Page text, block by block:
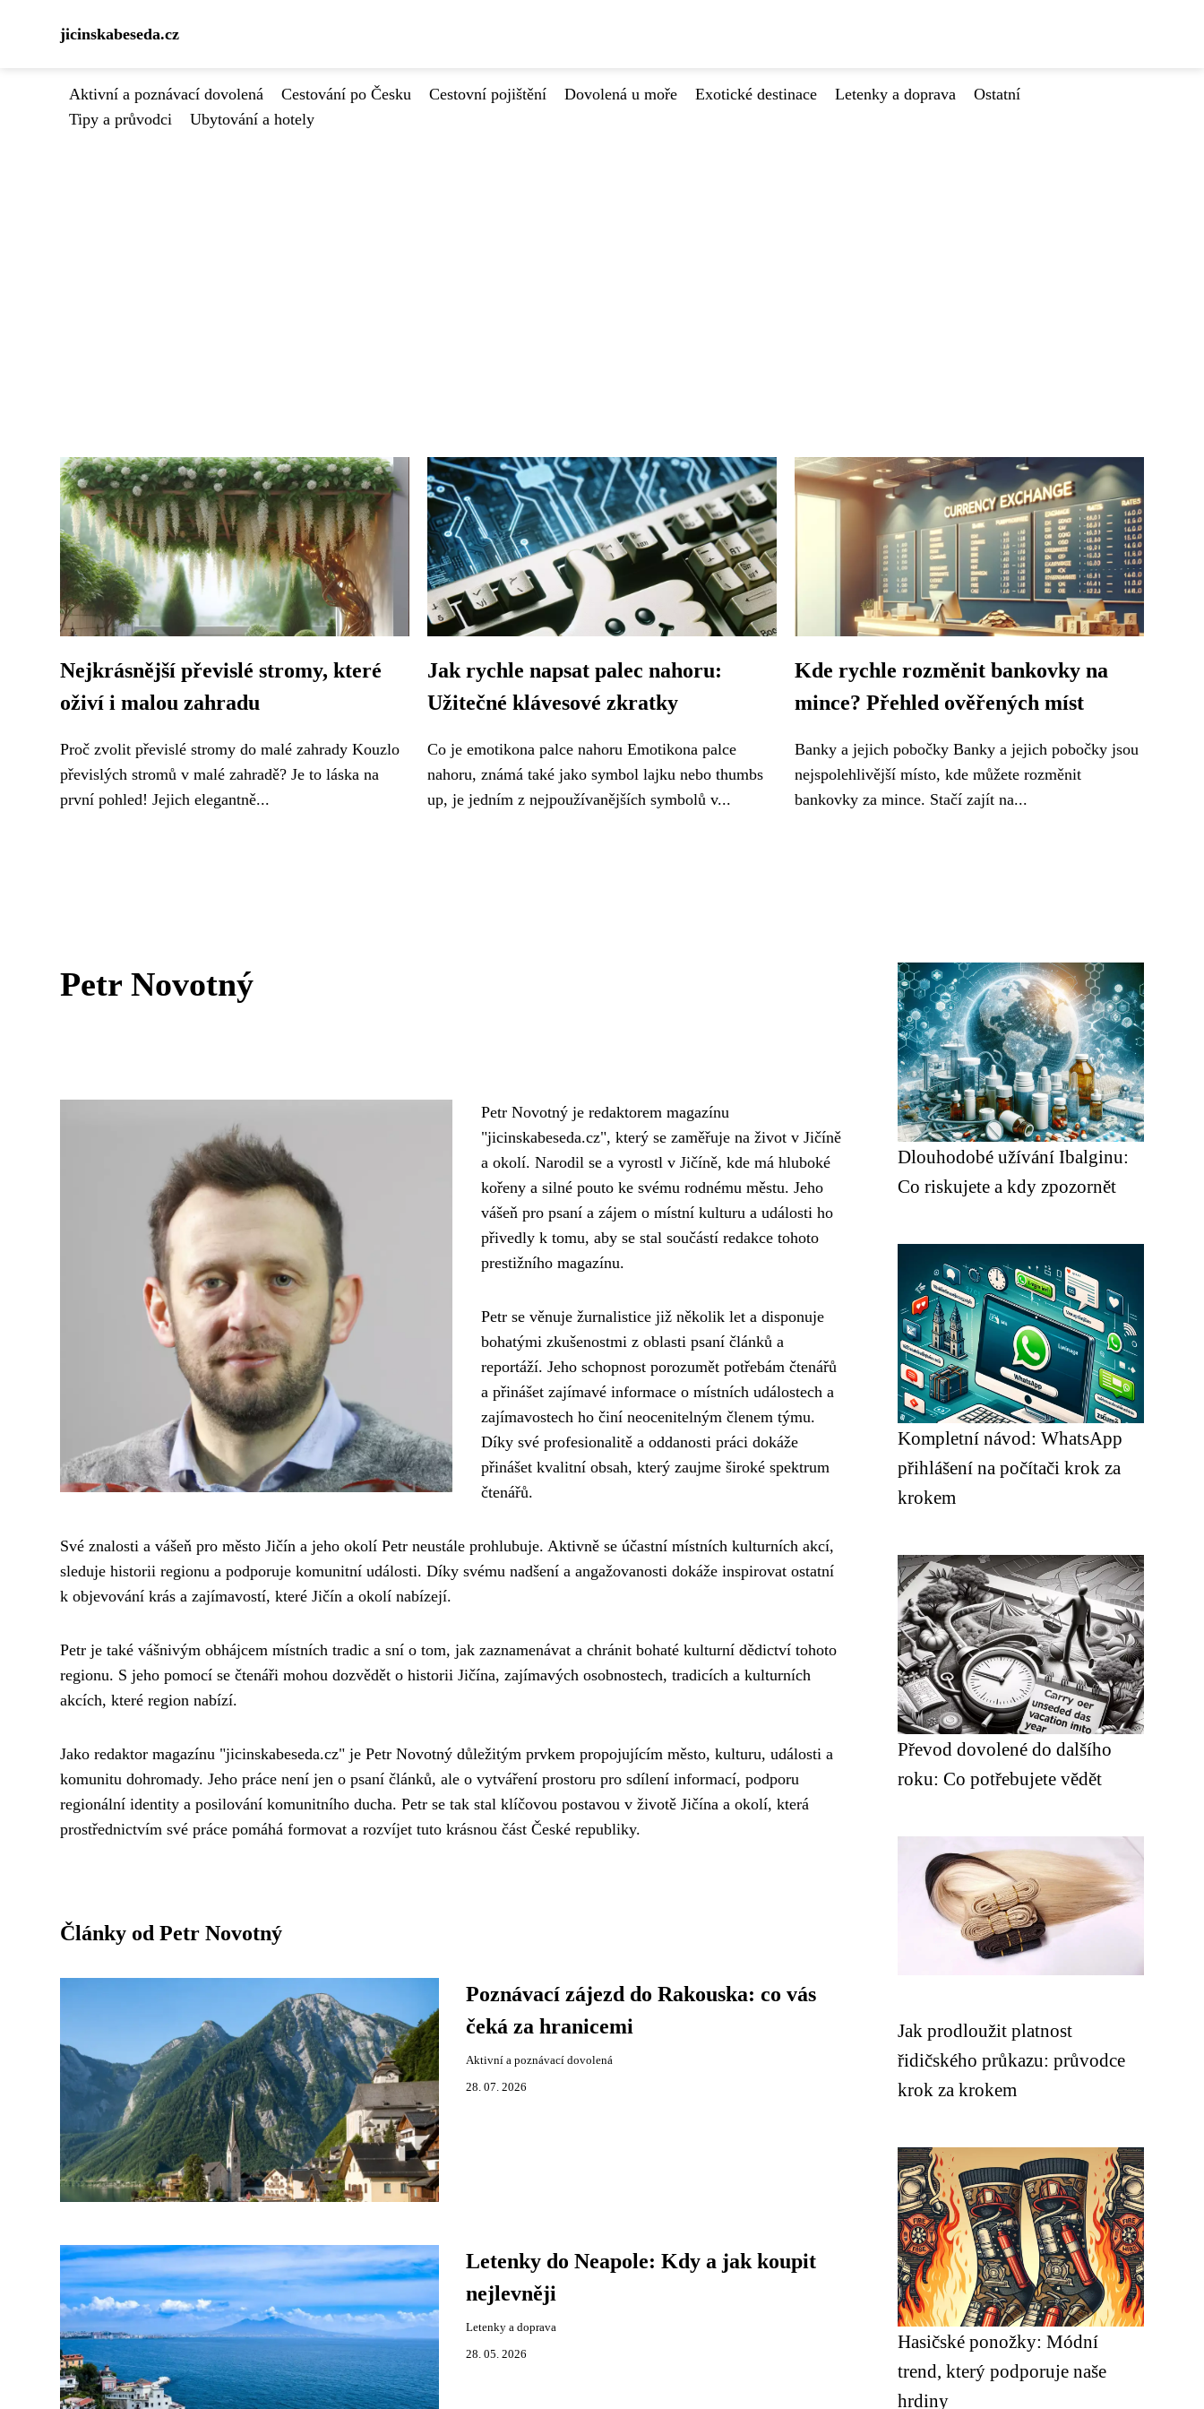
jicinskabeseda.cz
Aktivní a poznávací dovolená Cestování po Česku Cestovní pojištění Dovolená u moře Exotické destinace Letenky a doprava
Ostatní
Tipy a průvodci
Ubytování a hotely
Nejkrásnější převislé stromy, které
oživí i malou zahradu
Proč zvolit převislé stromy do malé zahrady Kouzlo
převislých stromů v malé zahradě? Je to láska na
první pohled! Jejich elegantně...
Jak rychle napsat palec nahoru:
Užitečné klávesové zkratky
Co je emotikona palce nahoru Emotikona palce
nahoru, známá také jako symbol lajku nebo thumbs
up, je jedním z nejpoužívanějších symbolů v...
Kde rychle rozměnit bankovky na
mince? Přehled ověřených míst
Banky a jejich pobočky Banky a jejich pobočky jsou
nejspolehlivější místo, kde můžete rozměnit
bankovky za mince. Stačí zajít na...
Petr Novotný
Petr Novotný je redaktorem magazínu
"jicinskabeseda.cz", který se zaměřuje na život v Jičíně
a okolí. Narodil se a vyrostl v Jičíně, kde má hluboké
kořeny a silné pouto ke svému rodnému městu. Jeho
vášeň pro psaní a zájem o místní kulturu a události ho
přivedly k tomu, aby se stal součástí redakce tohoto
prestižního magazínu.
Petr se věnuje žurnalistice již několik let a disponuje
bohatými zkušenostmi z oblasti psaní článků a
reportáží. Jeho schopnost porozumět potřebám čtenářů
a přinášet zajímavé informace o místních událostech a
zajímavostech ho činí neocenitelným členem týmu.
Díky své profesionalitě a oddanosti práci dokáže
přinášet kvalitní obsah, který zaujme široké spektrum
čtenářů.
Své znalosti a vášeň pro město Jičín a jeho okolí Petr neustále prohlubuje. Aktivně se účastní místních kulturních akcí,
sleduje historii regionu a podporuje komunitní události. Díky svému nadšení a angažovanosti dokáže inspirovat ostatní
k objevování krás a zajímavostí, které Jičín a okolí nabízejí.
Petr je také vášnivým obhájcem místních tradic a sní o tom, jak zaznamenávat a chránit bohaté kulturní dědictví tohoto
regionu. S jeho pomocí se čtenáři mohou dozvědět o historii Jičína, zajímavých osobnostech, tradicích a kulturních
akcích, které region nabízí.
Jako redaktor magazínu "jicinskabeseda.cz" je Petr Novotný důležitým prvkem propojujícím město, kulturu, události a
komunitu dohromady. Jeho práce není jen o psaní článků, ale o vytváření prostoru pro sdílení informací, podporu
regionální identity a posilování komunitního ducha. Petr se tak stal klíčovou postavou v životě Jičína a okolí, která
prostřednictvím své práce pomáhá formovat a rozvíjet tuto krásnou část České republiky.
Články od Petr Novotný
Poznávací zájezd do Rakouska: co vás
čeká za hranicemi
Aktivní a poznávací dovolená
28. 07. 2026
Letenky do Neapole: Kdy a jak koupit
nejlevněji
Letenky a doprava
28. 05. 2026
Dlouhodobé užívání Ibalginu:
Co riskujete a kdy zpozornět
Kompletní návod: WhatsApp
přihlášení na počítači krok za
krokem
Převod dovolené do dalšího
roku: Co potřebujete vědět
Jak prodloužit platnost
řidičského průkazu: průvodce
krok za krokem
Hasičské ponožky: Módní
trend, který podporuje naše
hrdiny